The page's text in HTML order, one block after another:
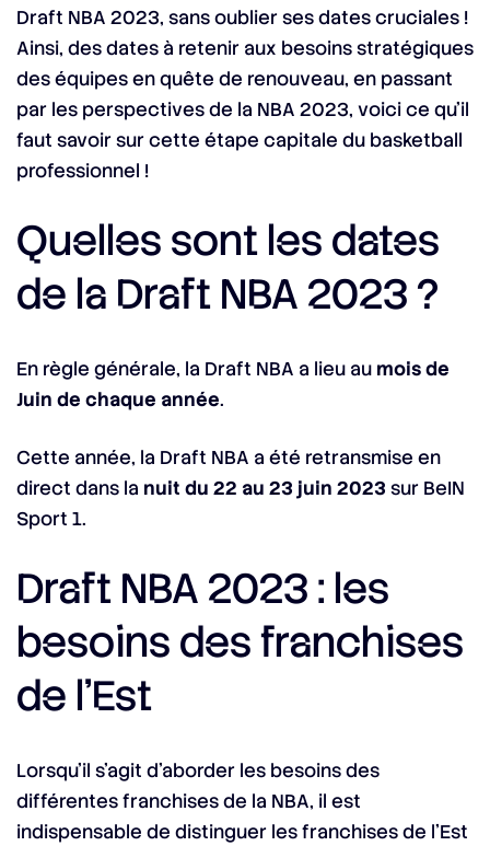
Draft NBA 2023, sans oublier ses dates cruciales !
Ainsi, des dates à retenir aux besoins stratégiques
des équipes en quête de renouveau, en passant
par les perspectives de la NBA 2023, voici ce qu’il
faut savoir sur cette étape capitale du basketball
professionnel !
Quelles sont les dates
de la Draft NBA 2023 ?
En règle générale, la Draft NBA a lieu au mois de
Juin de chaque année.
Cette année, la Draft NBA a été retransmise en
direct dans la nuit du 22 au 23 juin 2023 sur BeIN
Sport 1.
Draft NBA 2023 : les
besoins des franchises
de l’Est
Lorsqu’il s’agit d’aborder les besoins des
différentes franchises de la NBA, il est
indispensable de distinguer les franchises de l’Est